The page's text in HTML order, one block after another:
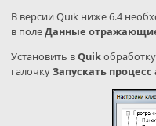
В версии Quik ниже 6.4
в полеДанные
Установить вQuik
галочкуЗапускать